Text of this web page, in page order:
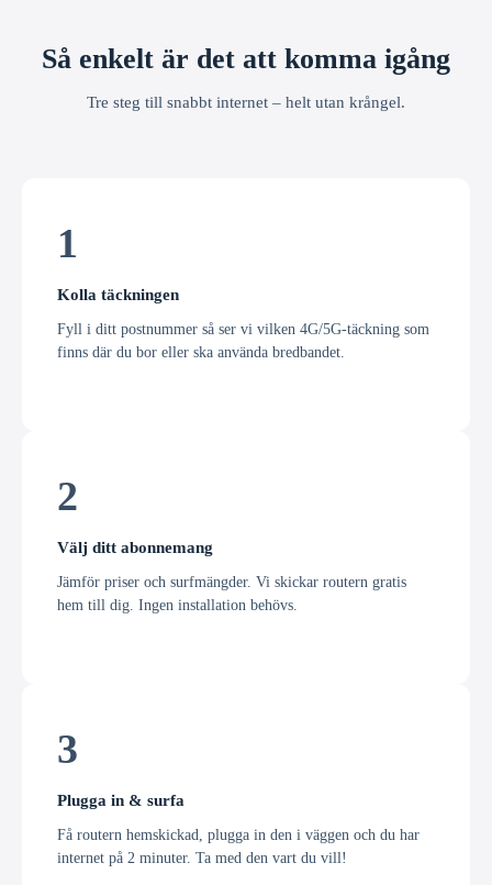
Så enkelt är det att komma igång
Tre steg till snabbt internet – helt utan krångel.
1
Kolla täckningen
Fyll i ditt postnummer så ser vi vilken 4G/5G-täckning som
finns där du bor eller ska använda bredbandet.
2
Välj ditt abonnemang
Jämför priser och surfmängder. Vi skickar routern gratis
hem till dig. Ingen installation behövs.
3
Plugga in & surfa
Få routern hemskickad, plugga in den i väggen och du har
internet på 2 minuter. Ta med den vart du vill!